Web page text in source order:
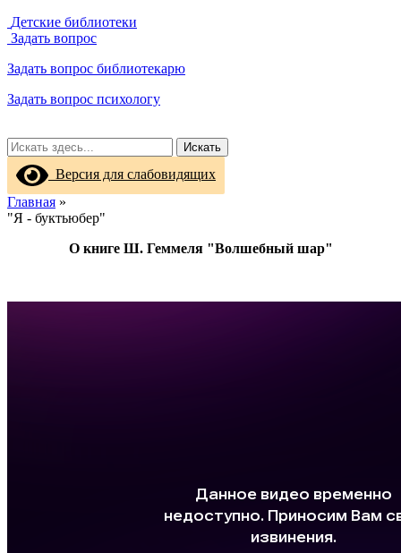
Детские библиотеки
Задать вопрос
Задать вопрос библиотекарю
Задать вопрос психологу
Искать
Версия для слабовидящих
Главная »
"Я - буктьюбер"
О книге Ш. Геммеля "Волшебный шар"